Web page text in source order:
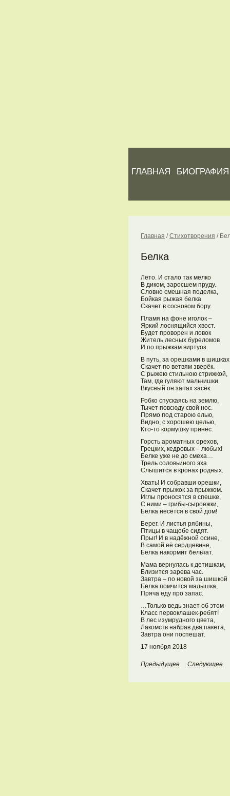
ГЛАВНАЯ БИОГРАФИЯ
Главная /Стихотворения /
Белка
Лето. И стало так мелко
В диком, заросшем пруду.
Словно смешная поделка,
Бойкая рыжая белка
Скачет в сосновом бору.
Пламя на фоне иголок –
Яркий лоснящийся хвост.
Будет проворен и ловок
Житель лесных буреломов
И по прыжкам виртуоз.
В путь, за орешками в
Скачет по ветвям зверёк.
С рыжею стильною стрижкой,
Там, где гуляют мальчишки.
Вкусный он запах засёк.
Робко спускаясь на землю,
Тычет повсюду свой нос.
Прямо под старою елью,
Видно, с хорошею целью,
Кто-то кормушку принёс.
Горсть ароматных орехов,
Грецких, кедровых – любых!
Белке уже не до смеха…
Трель соловьиного эха
Слышится в кронах родных.
Хвать! И собравши орешки,
Скачет прыжок за прыжком.
Иглы проносятся в спешке,
С ними – грибы-сыроежки,
Белка несётся в свой дом!
Берег. И листья рябины,
Птицы в чащобе сидят.
Прыг! И в надёжной осине,
В самой её сердцевине,
Белка накормит бельчат.
Мама вернулась к детишкам,
Близится зарева час.
Завтра – по новой за шишкой
Белка помчится малышка,
Пряча еду про запас.
…Только ведь знает об этом
Класс первоклашек-ребят!
В лес изумрудного цвета,
Лакомств набрав два пакета,
Завтра они поспешат.
17 ноября 2018
Предыдущее Следующее